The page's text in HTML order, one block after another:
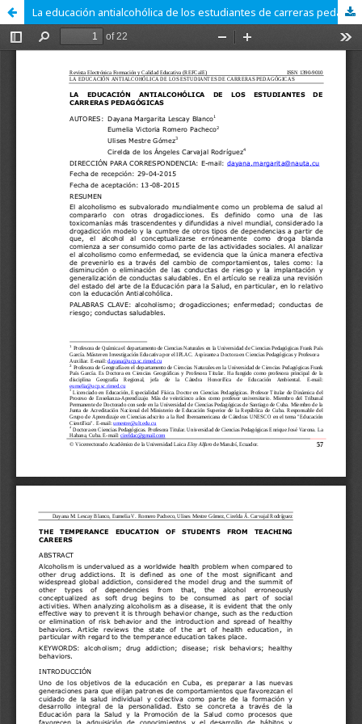
La educación antialcohólica de los estudiantes de carreras pedagógicas